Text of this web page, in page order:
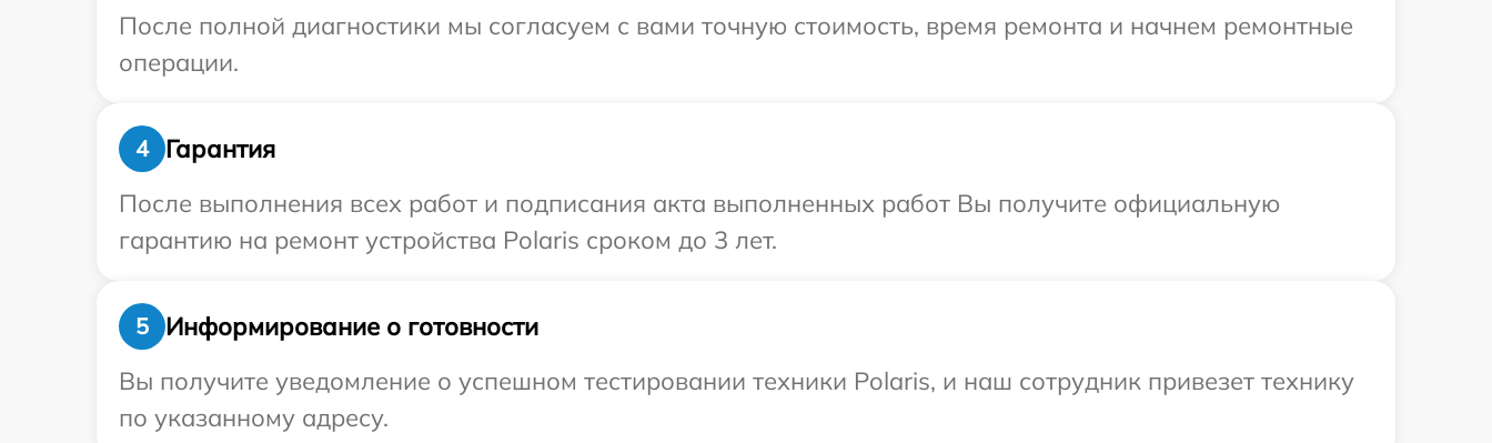
После полной диагностики мы согласуем с вами точную стоимость, время ремонта и начнем ремонтные
операции.
4
Гарантия
После выполнения всех работ и подписания акта выполненных работ Вы получите официальную
гарантию на ремонт устройства Polaris сроком до 3 лет.
5
Информирование о готовности
Вы получите уведомление о успешном тестировании техники Polaris, и наш сотрудник привезет технику
по указанному адресу.